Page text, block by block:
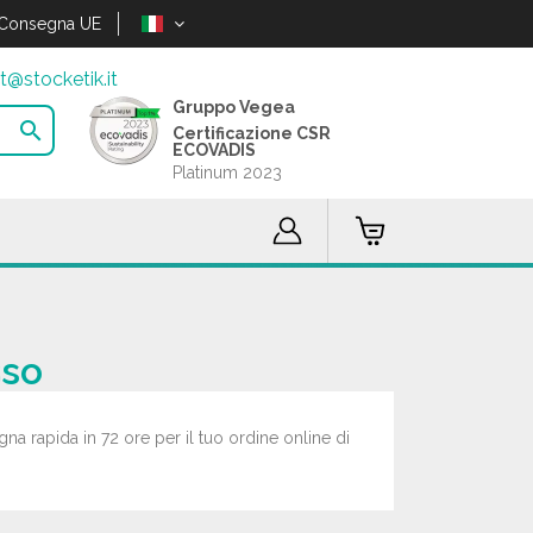
UE

Gruppo Vegea
Certificazione CSR
ECOVADIS
Platinum 2023
rapida in 72 ore per il tuo ordine online di